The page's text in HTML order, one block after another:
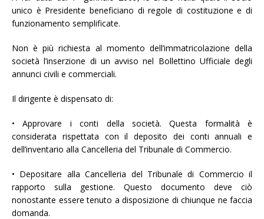
unico è Presidente beneficiano di regole di costituzione e di
funzionamento semplificate.
Non è più richiesta al momento dell’immatricolazione della
società l’inserzione di un avviso nel Bollettino Ufficiale degli
annunci civili e commerciali.
Il dirigente è dispensato di:
• Approvare i conti della società. Questa formalità è
considerata rispettata con il deposito dei conti annuali e
dell’inventario alla Cancelleria del Tribunale di Commercio.
• Depositare alla Cancelleria del Tribunale di Commercio il
rapporto sulla gestione. Questo documento deve ciò
nonostante essere tenuto a disposizione di chiunque ne faccia
domanda.